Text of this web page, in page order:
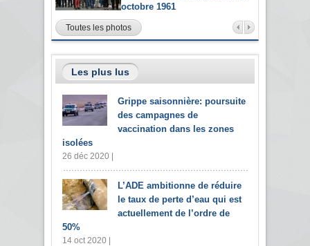
octobre 1961
Toutes les photos
Les plus lus
Grippe saisonnière: poursuite
des campagnes de
vaccination dans les zones
isolées
26 déc 2020 |
L’ADE ambitionne de réduire
le taux de perte d’eau qui est
actuellement de l’ordre de
50%
14 oct 2020 |